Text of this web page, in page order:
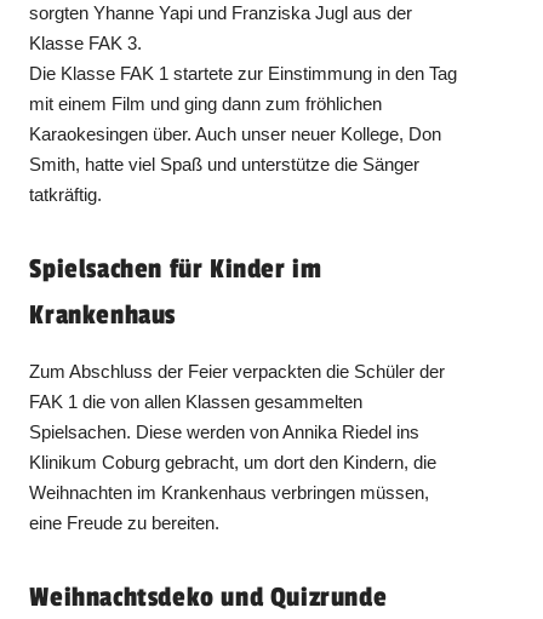
sorgten Yhanne Yapi und Franziska Jugl aus der
Klasse FAK 3.
Die Klasse FAK 1 startete zur Einstimmung in den Tag
mit einem Film und ging dann zum fröhlichen
Karaokesingen über. Auch unser neuer Kollege, Don
Smith, hatte viel Spaß und unterstütze die Sänger
tatkräftig.
Spielsachen für Kinder im
Krankenhaus
Zum Abschluss der Feier verpackten die Schüler der
FAK 1 die von allen Klassen gesammelten
Spielsachen. Diese werden von Annika Riedel ins
Klinikum Coburg gebracht, um dort den Kindern, die
Weihnachten im Krankenhaus verbringen müssen,
eine Freude zu bereiten.
Weihnachtsdeko und Quizrunde